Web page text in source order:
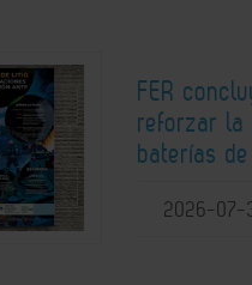
FER
reforzar la
baterías
2026-07-